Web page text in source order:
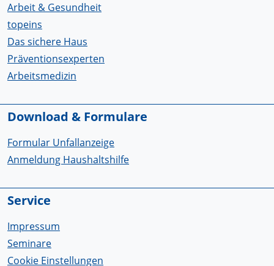
Arbeit & Gesundheit
topeins
Das sichere Haus
Präventionsexperten
Arbeitsmedizin
Download & Formulare
Formular Unfallanzeige
Anmeldung Haushaltshilfe
Service
Impressum
Seminare
Cookie Einstellungen